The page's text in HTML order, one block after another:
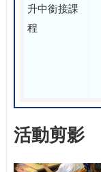
升中銜接課
程
活動剪影